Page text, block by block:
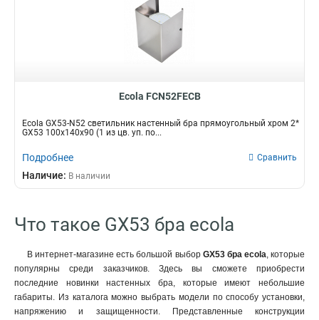
Ecola FCN52FECB
Ecola GX53-N52 светильник настенный бра прямоугольный хром 2*
GX53 100х140х90 (1 из цв. уп. по...
Подробнее Сравнить
Наличие: В наличии
Что такое GX53 бра ecola
В интернет-магазине есть большой выбор GX53 бра ecola, которые
популярны среди заказчиков. Здесь вы сможете приобрести
последние новинки настенных бра, которые имеют небольшие
габариты. Из каталога можно выбрать модели по способу установки,
напряжению и защищенности. Представленные конструкции